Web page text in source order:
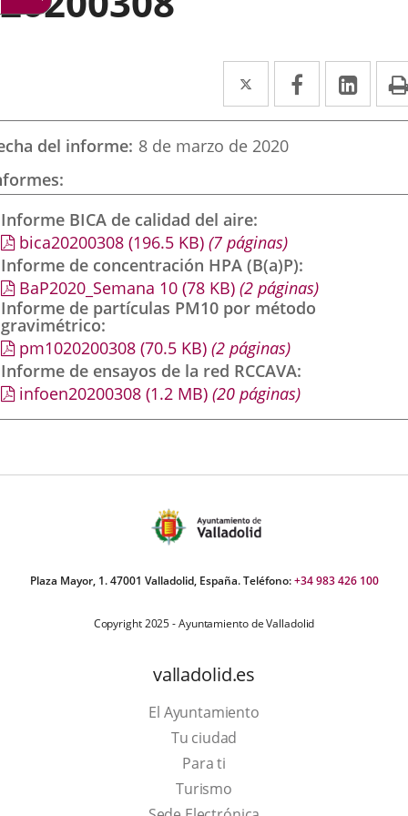
Twitter
Enlace
a
una
externa.
Facebook
Enlace
a
externa.
a
del informe 8 de marzo de 2020
Informe BICA de calidad del aire
bica20200308 (196.5 KB) (7 páginas)
Informe de concentración HPA (B(a)P)
BaP2020_Semana 10 (78 KB) (2 páginas)
Informe de partículas PM10 por método
gravimétrico
pm1020200308 (70.5 KB) (2 páginas)
Informe de ensayos de la red RCCAVA
infoen20200308 (1.2 MB) (20 páginas)
Plaza Mayor, 1. 47001 Valladolid, España. Teléfono:+34 983 426 100
Copyright 2025 - Ayuntamiento de Valladolid
valladolid.es
El Ayuntamiento
Tu ciudad
Para ti
TurismoEste